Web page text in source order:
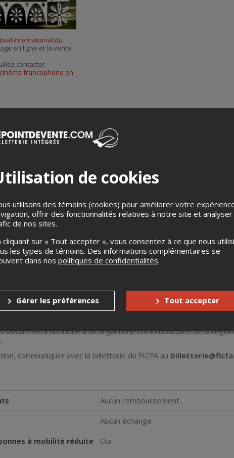
international du
en ligne et la vente
contacter
francophone en
Merci de confirmer que vous n'êtes pas un robot ci-bas.
édition du
suivant sera distribué à un organisme communautaire de la
communiquer avec la billetterie du FICFA au
Aucun remboursement
Aucun échange
à mobilité réduite
Oui
de cookies
utilisons des témoins (cookies) pour améliorer votre
offrir des fonctionnalités relatives à notre site et analyser
de nos sites.
cliquant sur « Tout accepter », vous consentez à ce que nous
les types de témoins. Des informations complémentaires se
dans nos politiques de confidentialités.
Gérer les préférences Tout accepter